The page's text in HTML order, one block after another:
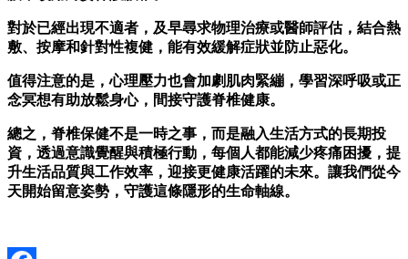
對於已經出現不適者，及早尋求物理治療或醫師評估，結合熱
敷、按摩和針對性複健，能有效緩解症狀並防止惡化。
值得注意的是，心理壓力也會加劇肌肉緊繃，學習深呼吸或正
念冥想有助放鬆身心，間接守護脊椎健康。
總之，脊椎保健不是一時之事，而是融入生活方式的長期投
資，透過意識覺醒與積極行動，每個人都能減少疼痛困擾，提
升生活品質與工作效率，迎接更健康活躍的未來。讓我們從今
天開始留意姿勢，守護這條隱形的生命軸線。